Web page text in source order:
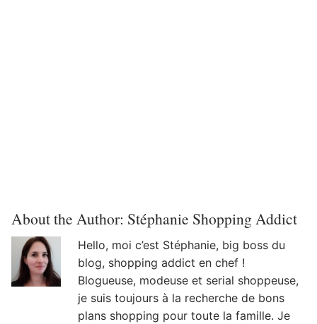
About the Author: Stéphanie Shopping Addict
Hello, moi c’est Stéphanie, big boss du
blog, shopping addict en chef !
Blogueuse, modeuse et serial shoppeuse,
je suis toujours à la recherche de bons
plans shopping pour toute la famille. Je